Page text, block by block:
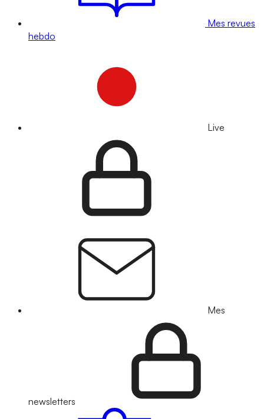
Mes revues
hebdo
Live
Mes
newsletters